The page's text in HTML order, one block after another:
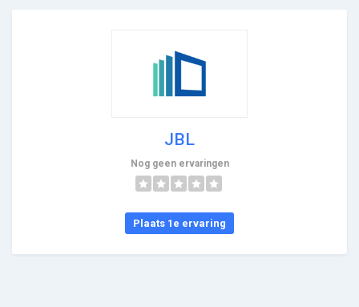
JBL
Nog geen ervaringen
Plaats 1e ervaring